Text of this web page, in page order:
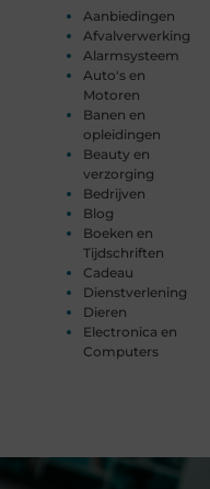
Aanbiedingen
Afvalverwerking
Alarmsysteem
Auto's en
Motoren
Banen en
opleidingen
Beauty en
verzorging
Bedrijven
Blog
Boeken en
Tijdschriften
Cadeau
Dienstverlening
Dieren
Electronica en
Computers